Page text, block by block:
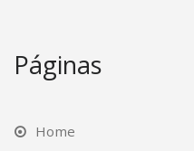
Páginas
Home